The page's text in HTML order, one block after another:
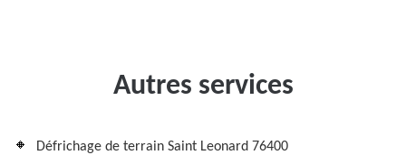
Autres services
Défrichage de terrain Saint Leonard 76400